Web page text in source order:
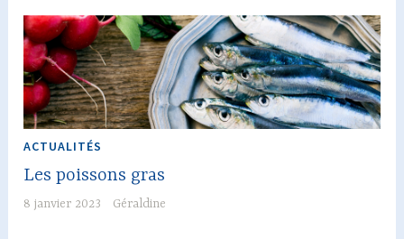
ACTUALITÉS
Les poissons gras
8 janvier 2023 Géraldine